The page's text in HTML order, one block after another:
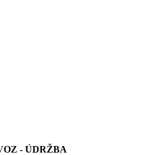
- ÚDRŽBA